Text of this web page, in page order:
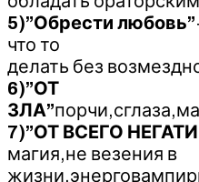
5)”Обрести любовь”
что то
делать без
6)”ОТ
ЗЛА”
7)”ОТ ВСЕГО
магия,не везения в